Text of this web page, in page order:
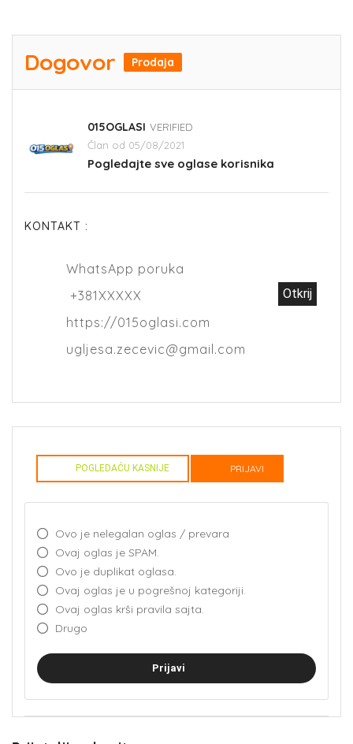
Dogovor Prodaja
015OGLASI VERIFIED
Član od 05/08/2021
Pogledajte sve oglase korisnika
KONTAKT :
WhatsApp poruka
+381XXXXX
Otkrij
https://015oglasi.com
ugljesa.zecevic@gmail.com
POGLEDAĆU KASNIJE PRIJAVI
Ovo je nelegalan oglas / prevara
Ovaj oglas je SPAM.
Ovo je duplikat oglasa.
Ovaj oglas je u pogrešnoj kategoriji.
Ovaj oglas krši pravila sajta.
Drugo
Prijavi